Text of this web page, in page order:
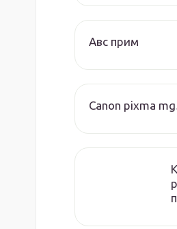
Авс прим
Canon pixma